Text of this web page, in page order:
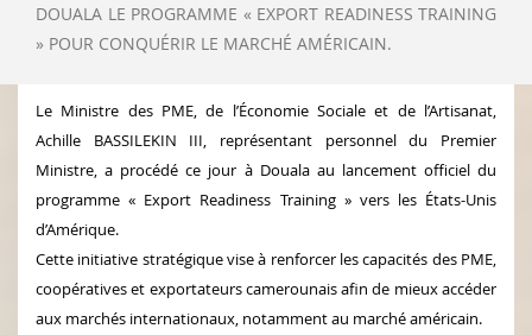
DOUALA LE PROGRAMME « EXPORT READINESS TRAINING
» POUR CONQUÉRIR LE MARCHÉ AMÉRICAIN.
Le Ministre des PME, de l’Économie Sociale et de l’Artisanat,
Achille BASSILEKIN III, représentant personnel du Premier
Ministre, a procédé ce jour à Douala au lancement officiel du
programme « Export Readiness Training » vers les États-Unis
d’Amérique.
Cette initiative stratégique vise à renforcer les capacités des PME,
coopératives et exportateurs camerounais afin de mieux accéder
aux marchés internationaux, notamment au marché américain.